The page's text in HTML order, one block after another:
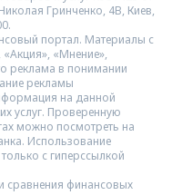
Гринченко, 4В, Киев,
портал. Материалы с
«Мнение»,
реклама в понимании
рекламы
на данной
услуг. Проверенную
можно посмотреть на
Использование
с гиперссылкой
сравнения финансовых